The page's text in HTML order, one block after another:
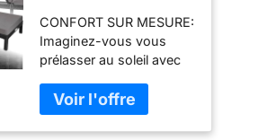
Tréssée Acier
Résistant Dossier
Inclinable sur 6
Positions Transat
Salon de Jardin
Exterieur Mobilier
CONFORT SUR MESURE:
Imaginez-vous vous
prélasser au soleil avec
véritable joyau de votre
salon de jardin extérieur.
Sa résine tressée de